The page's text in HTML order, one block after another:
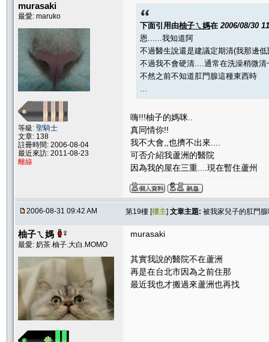
murasaki
最愛: maruko
等級: 聖騎士
文章: 138
註冊時間: 2006-08-04
最近來訪: 2011-08-23
離線
下面引用由柚子ㄟ媽在 2006/08/30
恩......我知道阿
不過醫生說還是建議定期清(我那邊
不過我不會硬清....通常在洗澡稍微
不然之前不知道肛門腺這種東西時
嗨!!!柚子的媽咪..
真同情你!!
我不大會,,也擠不出來....
可否介紹我蘆洲的醫院
因為我的屋在三重....現在暫住蘆州
2006-08-31 09:42 AM 第19樓 [樓主] 文章主題: 被我家兒子的肛門
柚子ㄟ媽
最愛: 奶茶.柚子.大白.MOMO
murasaki
其實我說的醫院不在蘆洲
再是在台北市因為之前住那
最近我也才搬過來蘆洲也再找